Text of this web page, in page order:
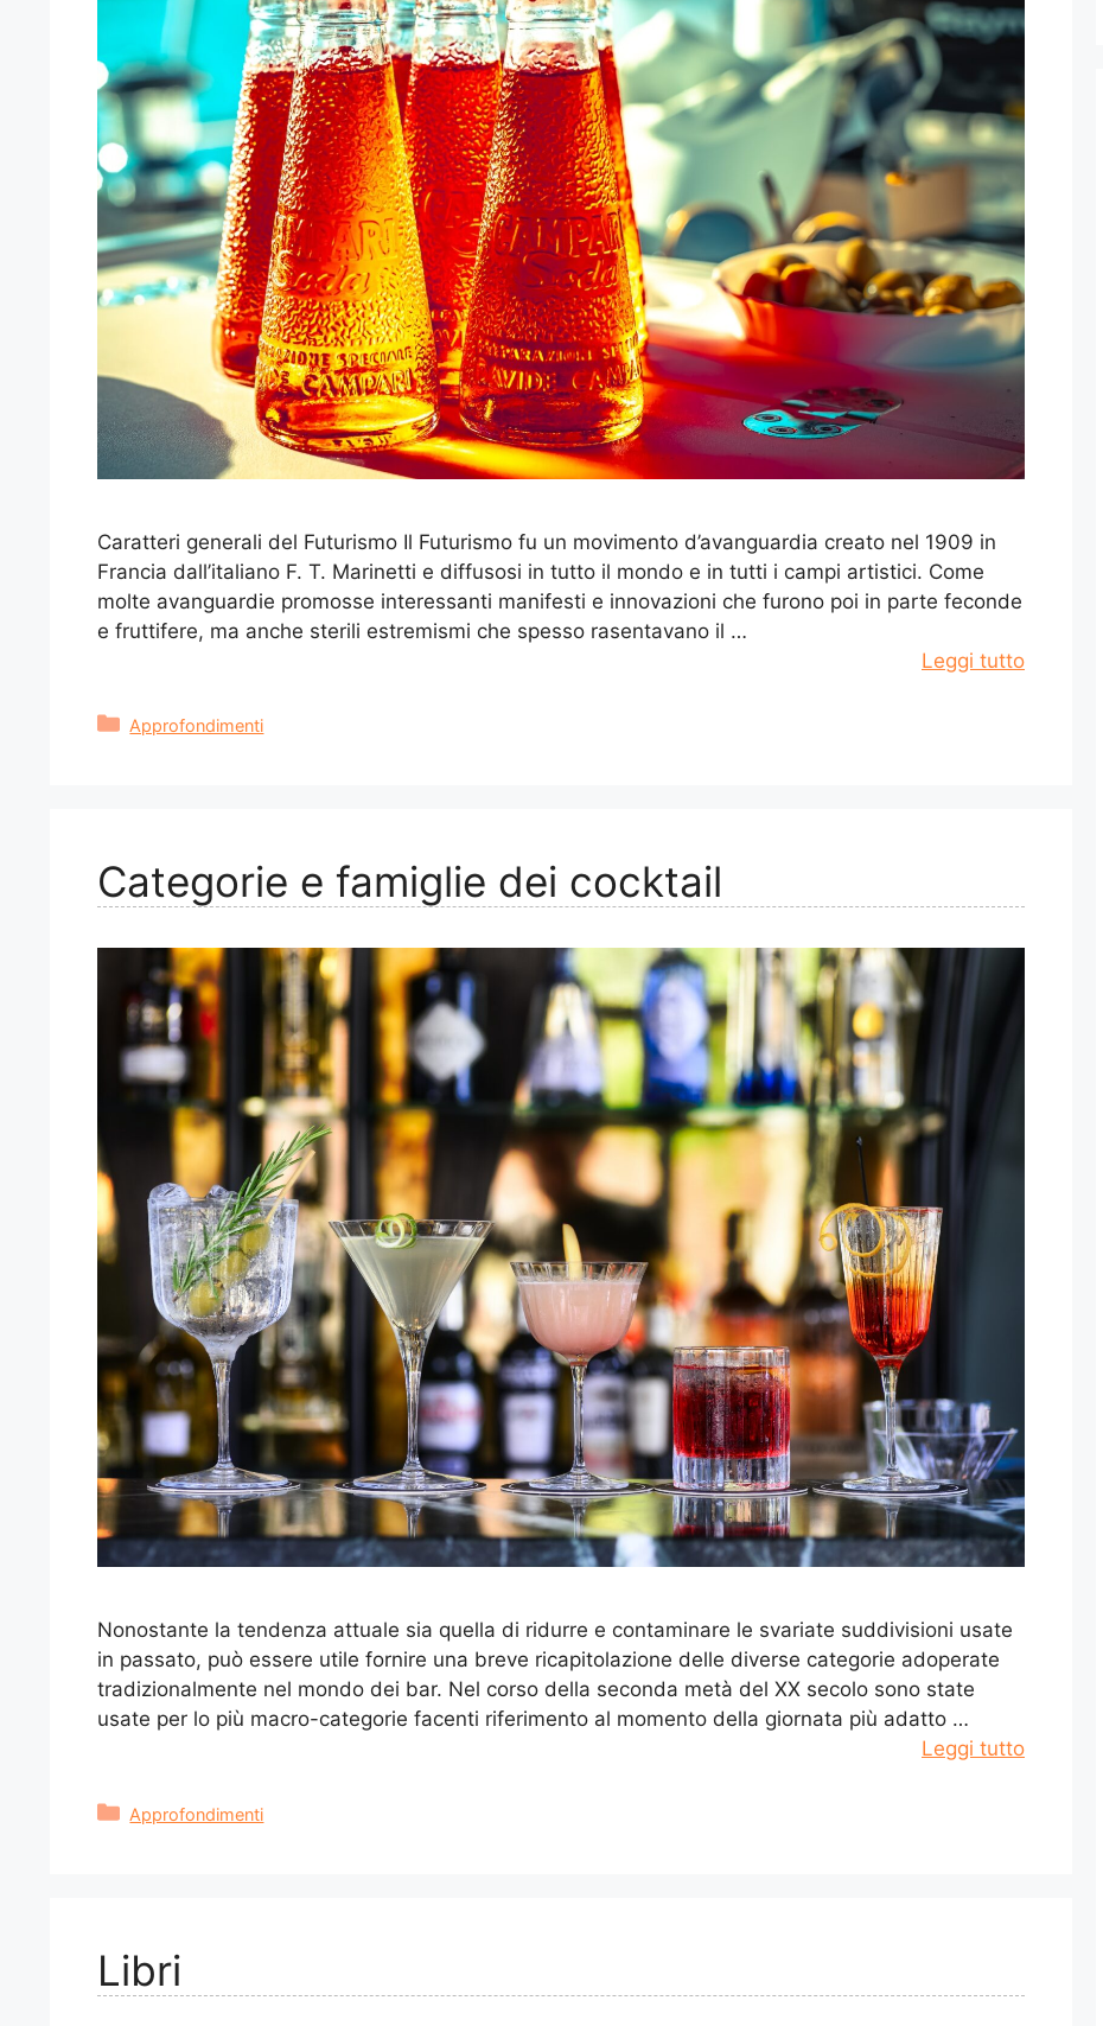
Caratteri generali del Futurismo Il Futurismo fu un movimento d’avanguardia creato nel 1909 in
Francia dall’italiano F. T. Marinetti e diffusosi in tutto il mondo e in tutti i campi artistici. Come
molte avanguardie promosse interessanti manifesti e innovazioni che furono poi in parte feconde
e fruttifere, ma anche sterili estremismi che spesso rasentavano il …
Leggi tutto
Categorie
Approfondimenti
Categorie e famiglie dei cocktail
Nonostante la tendenza attuale sia quella di ridurre e contaminare le svariate suddivisioni usate
in passato, può essere utile fornire una breve ricapitolazione delle diverse categorie adoperate
tradizionalmente nel mondo dei bar. Nel corso della seconda metà del XX secolo sono state
usate per lo più macro-categorie facenti riferimento al momento della giornata più adatto …
Leggi tutto
Categorie
Approfondimenti
Libri